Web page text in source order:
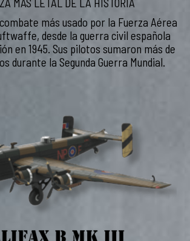
más usado por la Fuerza Aérea
desde la guerra civil española
en 1945. Sus pilotos sumaron más de
durante la Segunda Guerra Mundial.